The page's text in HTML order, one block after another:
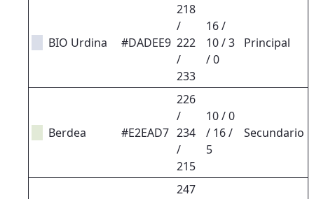
BIO Urdina #DADEE9
218
/
222
/
233
16 /
10 / 3
/ 0
Principal
Berdea #E2EAD7
226
/
234
/
215
10 / 0
/ 16 /
5
Secundario
247